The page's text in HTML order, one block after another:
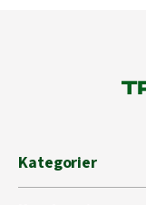
Kategorier